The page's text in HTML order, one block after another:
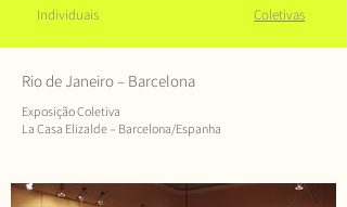
Individuais Coletivas
Rio de Janeiro – Barcelona
Exposição Coletiva
La Casa Elizalde – Barcelona/Espanha